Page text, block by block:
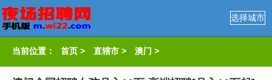
选择城市
当前位置： 首页 > 直辖市 > 澳门 >